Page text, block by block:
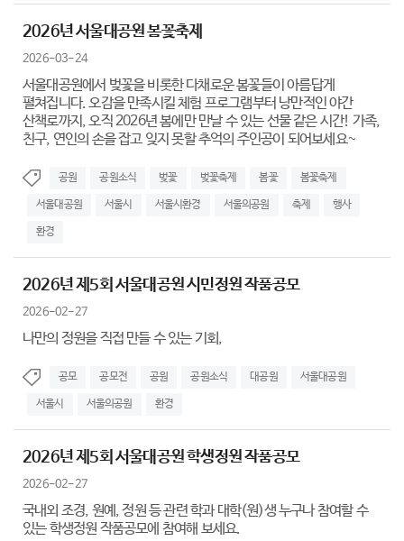
2026년 서울대공원 봄꽃축제
2026-03-24
서울대공원에서 벚꽃을 비롯한 다채로운 봄꽃들이 아름답게
펼쳐집니다. 오감을 만족시킬 체험 프로그램부터 낭만적인 야간
산책로까지, 오직 2026년 봄에만 만날 수 있는 선물 같은 시간! 가족,
친구, 연인의 손을 잡고 잊지 못할 추억의 주인공이 되어보세요~
공원 공원소식 벚꽃 벚꽃축제 봄꽃 봄꽃축제
서울대공원 서울시 서울시환경 서울의공원 축제 행사
환경
2026년 제5회 서울대공원 시민정원 작품공모
2026-02-27
나만의 정원을 직접 만들 수 있는 기회,
공모 공모전 공원 공원소식 대공원 서울대공원
서울시 서울의공원 환경
2026년 제5회 서울대공원 학생정원 작품공모
2026-02-27
국내외 조경, 원예, 정원 등 관련 학과 대학(원)생 누구나 참여할 수
있는 학생정원 작품공모에 참여해 보세요.